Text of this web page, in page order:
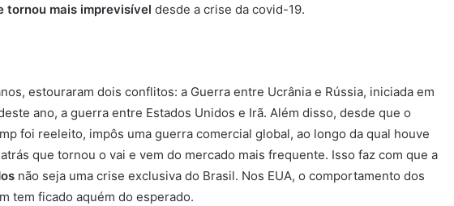
tornou mais imprevisível desde a crise da covid-19.
estouraram dois conflitos: a Guerra entre Ucrânia e Rússia, iniciada em
ano, a guerra entre Estados Unidos e Irã. Além disso, desde que o
foi reeleito, impôs uma guerra comercial global, ao longo da qual houve
que tornou o vai e vem do mercado mais frequente. Isso faz com que a
não seja uma crise exclusiva do Brasil. Nos EUA, o comportamento dos
tem ficado aquém do esperado.